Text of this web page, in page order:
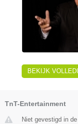
BEKIJK
TnT-Entertainment
Niet gevestigd in